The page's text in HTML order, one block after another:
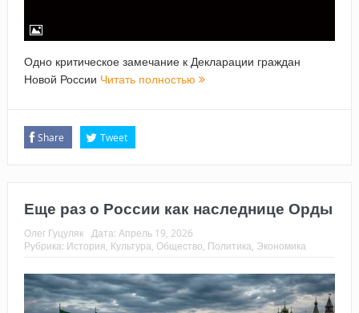
Одно критическое замечание к Декларации граждан
Новой России Читать полностью
Share Tweet
Еще раз о России как наследнице Орды
Олег Гуцуляк Дата: Апрель 19, 2026
Рубрика: История, Культура, Общество, Политика, Экономика